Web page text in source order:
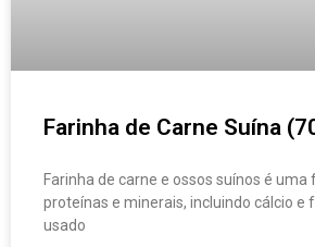
Farinha de Carne Suína
Farinha de carne e ossos suínos é
proteínas e minerais, incluindo cálcio e
usado